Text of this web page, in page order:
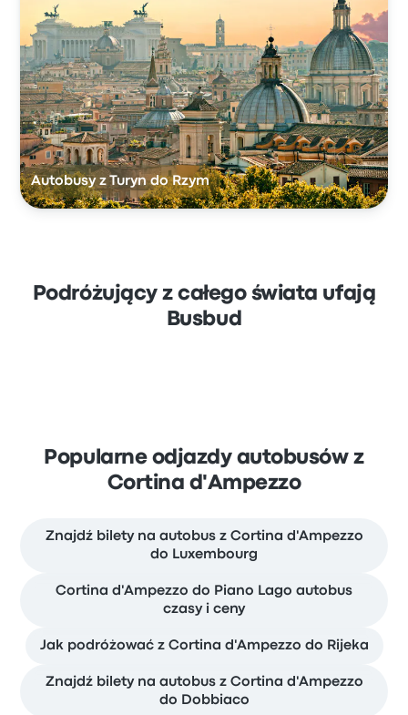
Autobusy z Turyn do Rzym
Podróżujący z całego świata ufają
Busbud
Popularne odjazdy autobusów z
Cortina d'Ampezzo
Znajdź bilety na autobus z Cortina d'Ampezzo
do Luxembourg
Cortina d'Ampezzo do Piano Lago autobus
czasy i ceny
Jak podróżować z Cortina d'Ampezzo do Rijeka
Znajdź bilety na autobus z Cortina d'Ampezzo
do Dobbiaco